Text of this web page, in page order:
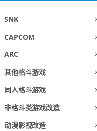
SNK
CAPCOM
ARC
其他格斗游戏
同人格斗游戏
非格斗类游戏改造
动漫影视改造